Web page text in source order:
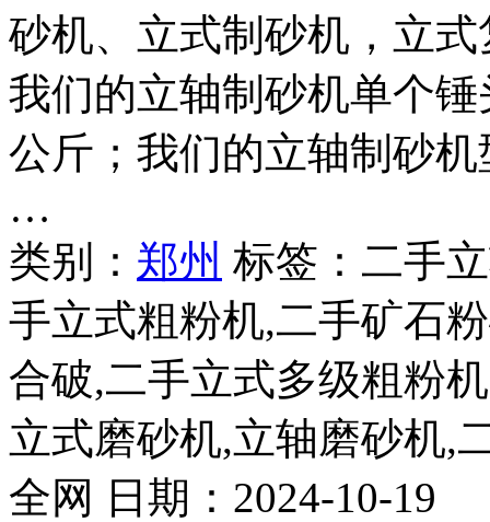
砂机、立式制砂机，立
我们的立轴制砂机单个
公斤；我们的立轴制砂
…
类别： 郑州 标签：二手
手立式粗粉机,二手矿石
合破,二手立式多级粗粉
立式磨砂机,立轴磨砂机,
全网
日期： 2024-10-19